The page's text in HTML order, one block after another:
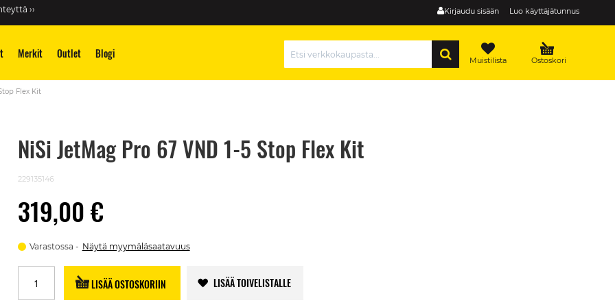
Kirjaudu sisään Luo käyttäjätunnus
››
Merkit Outlet Blogi Ostoskori
Muistilista
Flex Kit
NiSi JetMag Pro 67 VND 1-5 Stop Flex Kit
229135146
319,00 €
Varastossa Näytä myymäläsaatavuus
LISÄÄ OSTOSKORIIN LISÄÄ TOIVELISTALLE